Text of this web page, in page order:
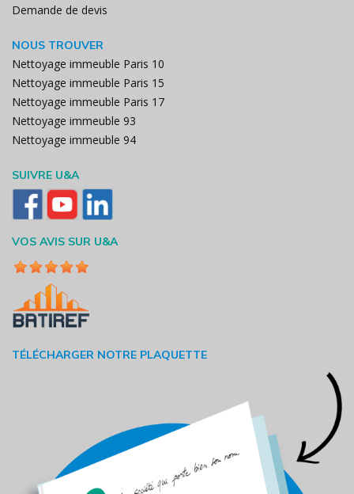
Demande de devis
NOUS TROUVER
Nettoyage immeuble Paris 10
Nettoyage immeuble Paris 15
Nettoyage immeuble Paris 17
Nettoyage immeuble 93
Nettoyage immeuble 94
SUIVRE U&A
VOS AVIS SUR U&A
TÉLÉCHARGER NOTRE PLAQUETTE